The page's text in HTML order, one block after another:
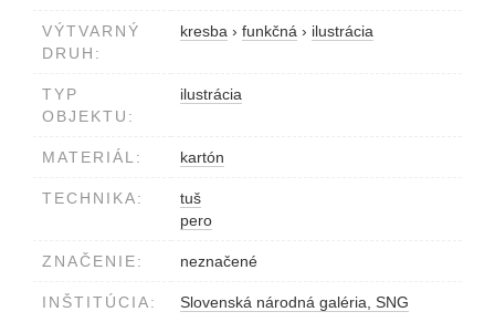
VÝTVARNÝ
DRUH:
kresba › funkčná › ilustrácia
TYP
OBJEKTU:
ilustrácia
MATERIÁL: kartón
TECHNIKA:
tuš
pero
ZNAČENIE: neznačené
INŠTITÚCIA: Slovenská národná galéria, SNG